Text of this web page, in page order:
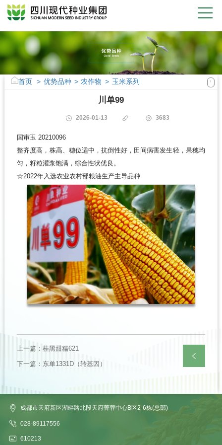
首页 > 优势品种> 农作物 > 玉米系列
川单99
2026-01-13 3683
国审玉 20210096
整齐度高，株高、穗位适中，抗倒性好，田间病害发生轻，果穗均
匀，籽粒灌浆饱满，综合性状优良。
☆2022年入选农业农村部粮油生产主导品种
上一篇：桂黑甜糯621
下一篇：东单1331D（转基因）
列表
成都市天府新区湖畔路北段天府菁蓉中心B区2-6栋(总部)
028-89117556
610213